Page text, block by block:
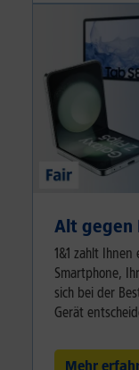
Alt gegen
1&1 zahlt Ihnen
Smartphone,
sich bei der
Gerät
Mehr